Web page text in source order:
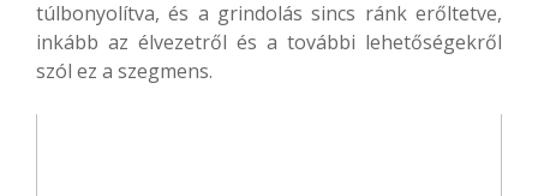
túlbonyolítva, és a grindolás sincs ránk erőltetve,
inkább az élvezetről és a további lehetőségekről
szól ez a szegmens.